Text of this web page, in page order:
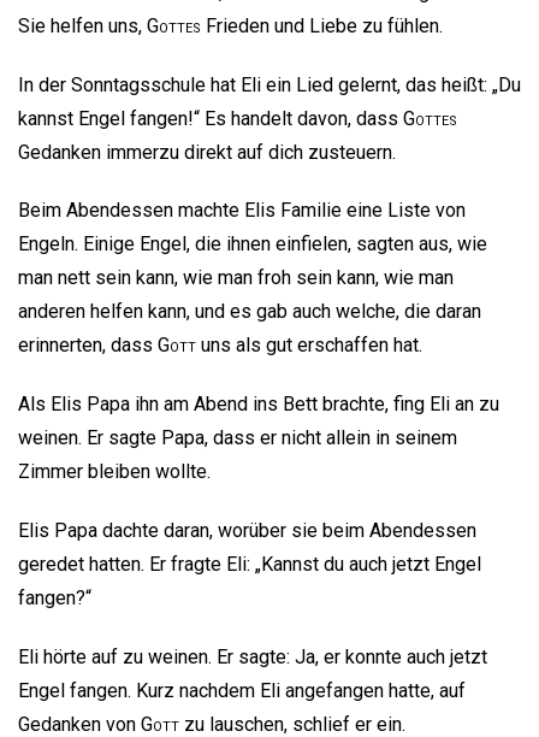
Sie helfen uns, Gottes Frieden und Liebe zu fühlen.
In der Sonntagsschule hat Eli ein Lied gelernt, das heißt: „Du
kannst Engel fangen!“ Es handelt davon, dass Gottes
Gedanken immerzu direkt auf dich zusteuern.
Beim Abendessen machte Elis Familie eine Liste von
Engeln. Einige Engel, die ihnen einfielen, sagten aus, wie
man nett sein kann, wie man froh sein kann, wie man
anderen helfen kann, und es gab auch welche, die daran
erinnerten, dass Gott uns als gut erschaffen hat.
Als Elis Papa ihn am Abend ins Bett brachte, fing Eli an zu
weinen. Er sagte Papa, dass er nicht allein in seinem
Zimmer bleiben wollte.
Elis Papa dachte daran, worüber sie beim Abendessen
geredet hatten. Er fragte Eli: „Kannst du auch jetzt Engel
fangen?“
Eli hörte auf zu weinen. Er sagte: Ja, er konnte auch jetzt
Engel fangen. Kurz nachdem Eli angefangen hatte, auf
Gedanken von Gott zu lauschen, schlief er ein.